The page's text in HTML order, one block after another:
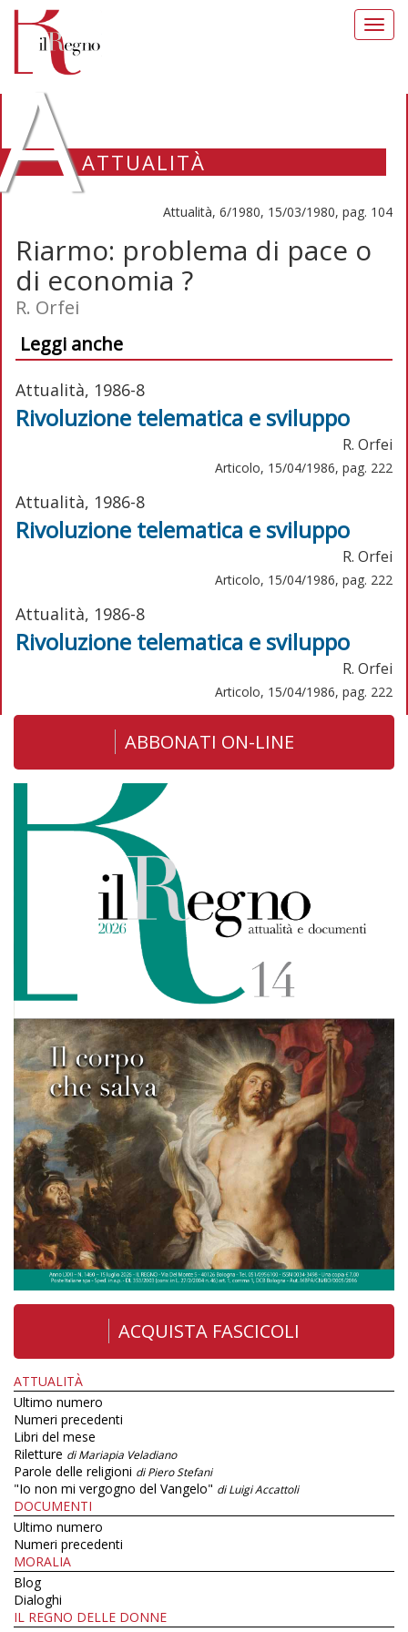
ATTUALITÀ
Attualità, 6/1980, 15/03/1980, pag. 104
Riarmo: problema di pace o
di economia ?
R. Orfei
Leggi anche
Attualità, 1986-8
Rivoluzione telematica e sviluppo
R. Orfei
Articolo, 15/04/1986, pag. 222
Attualità, 1986-8
Rivoluzione telematica e sviluppo
R. Orfei
Articolo, 15/04/1986, pag. 222
Attualità, 1986-8
Rivoluzione telematica e sviluppo
R. Orfei
Articolo, 15/04/1986, pag. 222
ABBONATI ON-LINE
ACQUISTA FASCICOLI
ATTUALITÀ
Ultimo numero
Numeri precedenti
Libri del mese
Riletture di Mariapia Veladiano
Parole delle religioni di Piero Stefani
"Io non mi vergogno del Vangelo" di Luigi Accattoli
DOCUMENTI
Ultimo numero
Numeri precedenti
MORALIA
Blog
Dialoghi
IL REGNO DELLE DONNE